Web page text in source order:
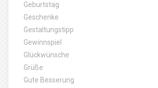
Geburtstag
Geschenke
Gestaltungstipp
Gewinnspiel
Glückwünsche
Grüße
Gute Besserung